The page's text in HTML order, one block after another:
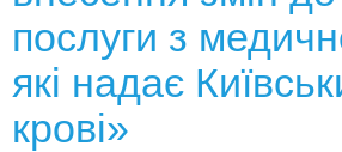
послуги з
які надає
крові»